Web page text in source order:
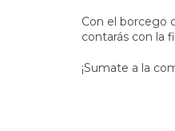
Con el borcego
contarás con la
¡Sumate a la